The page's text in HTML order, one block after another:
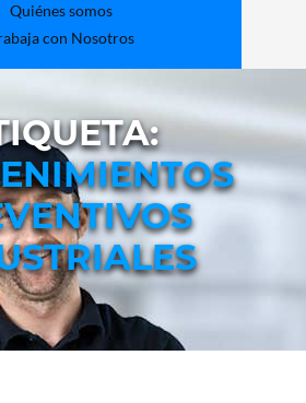
Quiénes somos
con Nosotros